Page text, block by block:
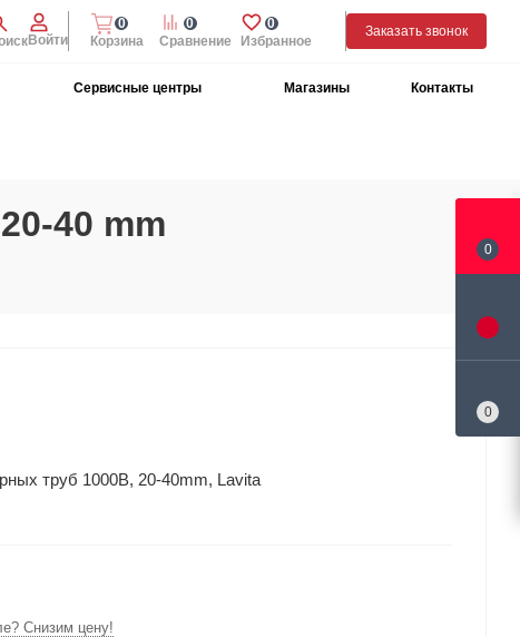
Войти Избранное
0
Сравнение
0
Корзина
0
Заказать звонок
Сервисные центры Магазины Контакты
40 mm
труб 1000В, 20-40mm, Lavita
Снизим цену!
0
0